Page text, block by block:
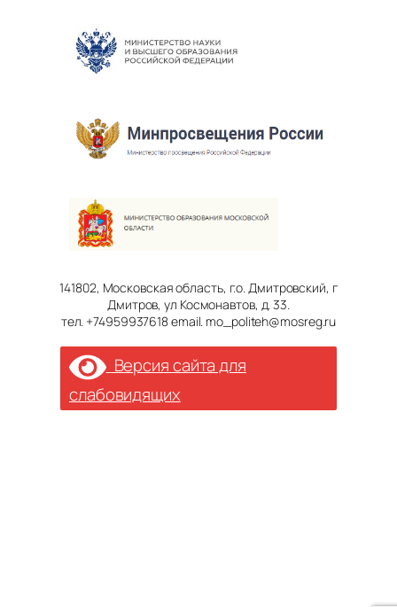
141802, Московская область, г.о. Дмитровский, г
Дмитров, ул Космонавтов, д. 33.
тел. +74959937618 email. mo_politeh@mosreg.ru
Версия сайта для
слабовидящих